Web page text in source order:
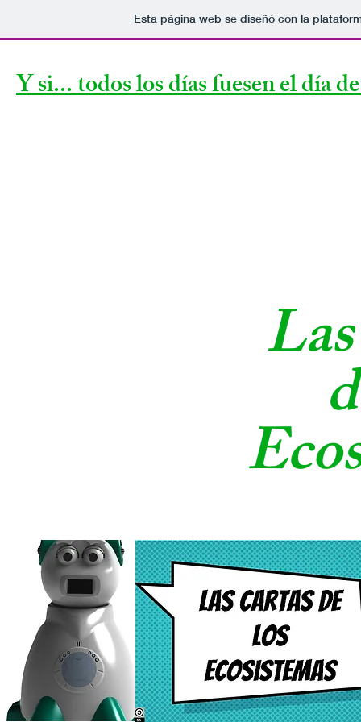
Esta página web se diseñó con la
Y si... todos los días fuesen el día